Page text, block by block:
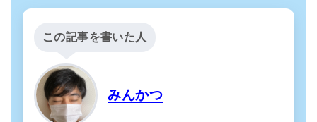
この記事を書いた人
みんかつ